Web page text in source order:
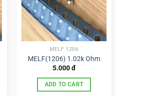
MELF 1206
MELF(1206) 1.02k Ohm
5.000đ
ADD TO CART